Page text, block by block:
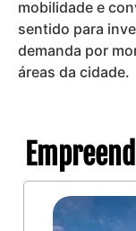
mobilidade e
sentido para
demanda por
áreas da cidade.